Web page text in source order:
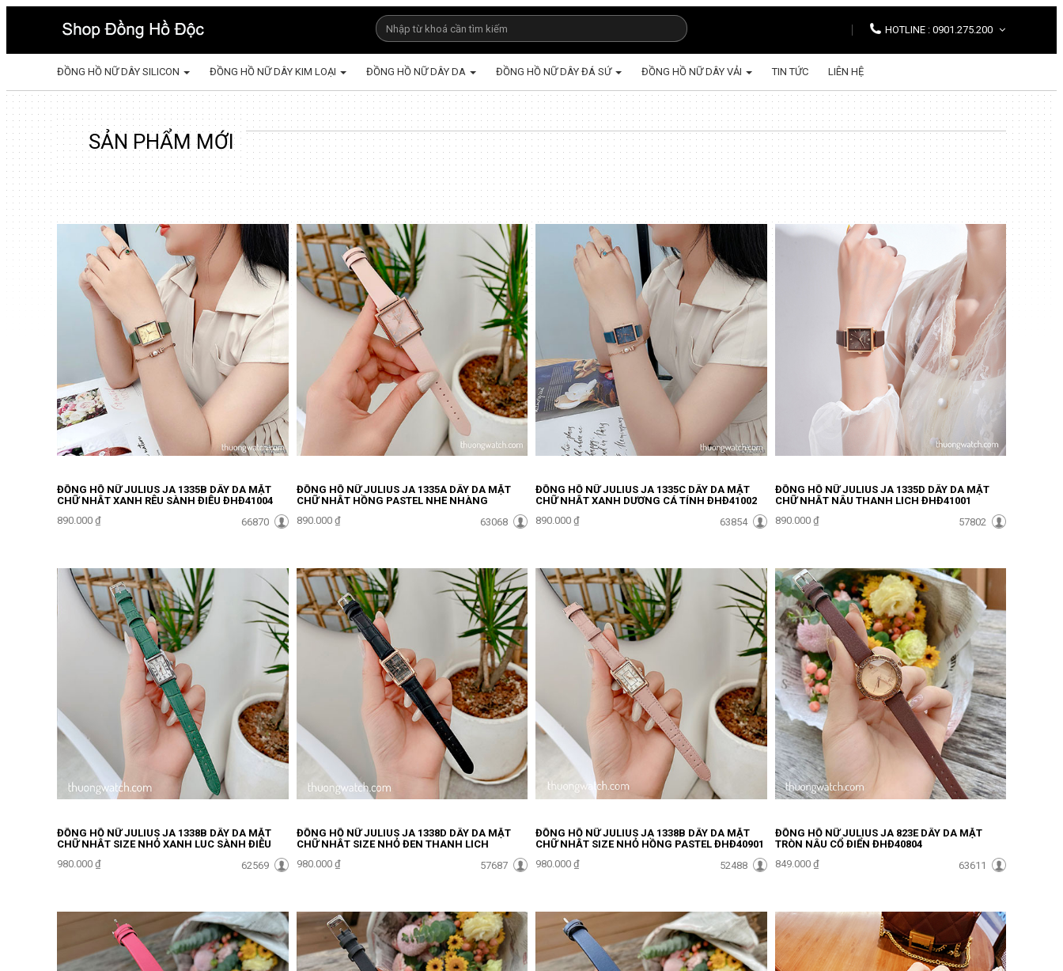
HOTLINE : 0901.275.200
ĐỒNG HỒ NỮ DÂY SILICON ĐỒNG HỒ NỮ DÂY KIM LOẠI ĐỒNG HỒ NỮ DÂY DA ĐỒNG HỒ NỮ DÂY ĐÁ SỨ ĐỒNG HỒ NỮ DÂY VẢI TIN TỨC LIÊN HỆ
SẢN PHẨM MỚI
ĐỒNG HỒ NỮ JULIUS JA 1335B DÂY DA MẶT
CHỮ NHẬT XANH RÊU SÀNH ĐIỆU ĐHĐ41004
890.000 ₫
66870
ĐỒNG HỒ NỮ JULIUS JA 1335A DÂY DA MẶT
CHỮ NHẬT HỒNG PASTEL NHẸ NHÀNG
890.000 ₫ 63068
ĐỒNG HỒ NỮ JULIUS JA 1335C DÂY DA MẶT
CHỮ NHẬT XANH DƯƠNG CÁ TÍNH ĐHĐ41002
890.000 ₫
63854
ĐỒNG HỒ NỮ JULIUS JA 1335D DÂY DA MẶT
CHỮ NHẬT NÂU THANH LỊCH ĐHĐ41001
890.000 ₫
57802
ĐỒNG HỒ NỮ JULIUS JA 1338B DÂY DA MẶT
CHỮ NHẬT SIZE NHỎ XANH LỤC SÀNH ĐIỆU
980.000 ₫ 62569
ĐỒNG HỒ NỮ JULIUS JA 1338D DÂY DA MẶT
CHỮ NHẬT SIZE NHỎ ĐEN THANH LỊCH
980.000 ₫ 57687
ĐỒNG HỒ NỮ JULIUS JA 1338B DÂY DA MẶT
CHỮ NHẬT SIZE NHỎ HỒNG PASTEL ĐHĐ40901
980.000 ₫
52488
ĐỒNG HỒ NỮ JULIUS JA 823E DÂY DA MẶT
TRÒN NÂU CỔ ĐIỂN ĐHĐ40804
849.000 ₫
63611